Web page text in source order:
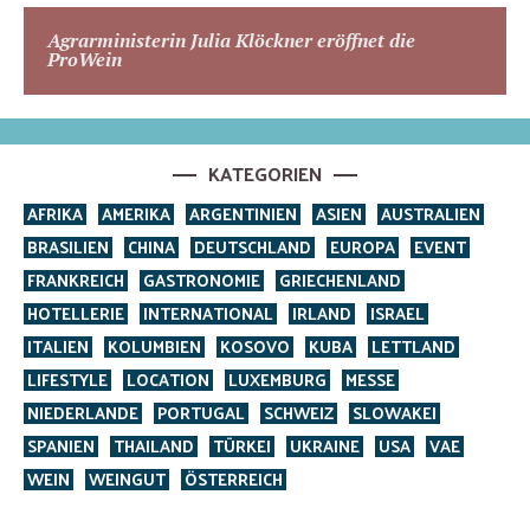
Agrarministerin Julia Klöckner eröffnet die
ProWein
KATEGORIEN
AFRIKA AMERIKA ARGENTINIEN ASIEN
AUSTRALIEN
BRASILIEN
CHINA DEUTSCHLAND EUROPA
EVENT
FRANKREICH
GASTRONOMIE
GRIECHENLAND
HOTELLERIE
INTERNATIONAL IRLAND
ISRAEL
ITALIEN
KOLUMBIEN KOSOVO KUBA
LETTLAND
LIFESTYLE
LOCATION LUXEMBURG
MESSE
NIEDERLANDE
PORTUGAL SCHWEIZ
SLOWAKEI
SPANIEN
THAILAND TÜRKEI UKRAINE USA
VAE
WEIN
WEINGUT ÖSTERREICH